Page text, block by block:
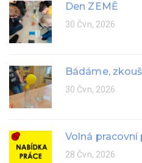
Den ZEMĚ
30 Čvn, 2026
Bádáme,
30 Čvn, 2026
Volná pracovní
28 Čvn, 2026